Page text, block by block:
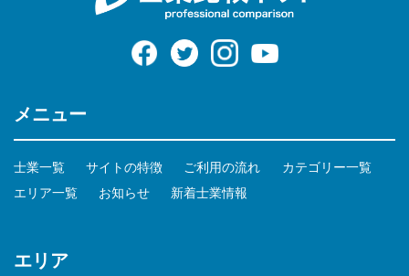
メニュー
士業一覧 サイトの特徴 ご利用の流れ
カテゴリー一覧
エリア一覧
お知らせ 新着士業情報
エリア